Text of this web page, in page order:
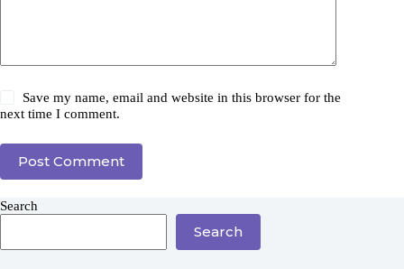
Save my name, email and website in this browser for the
next time I comment.
Post Comment
Search
Search